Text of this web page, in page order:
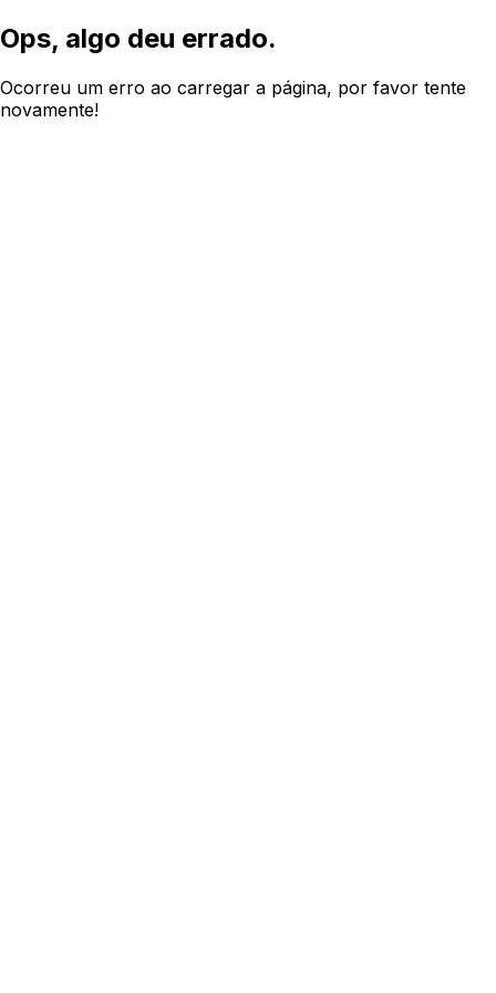
Ops, algo deu errado.
Ocorreu um erro ao carregar a página, por favor tente
novamente!